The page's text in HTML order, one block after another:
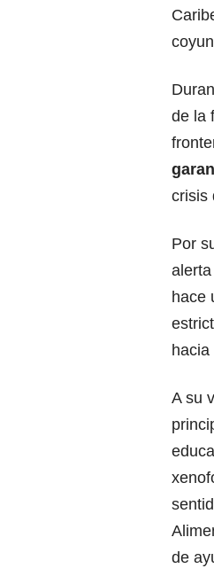
de la
crisis
Por
hace
A su
de